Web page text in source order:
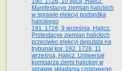
Manifestacye ziemian halickich
w sprawie elekcyi podsędka
halickiego
191. 1726, 9 września, Halicz.
Protestacye ziemian halickich
przeciwko elekcyi deputata na
trybunał kor. 192. 1726, 11
września, Halicz. Uniwersał
komisarza ziemi halickiej w
sprawie składania czopowego